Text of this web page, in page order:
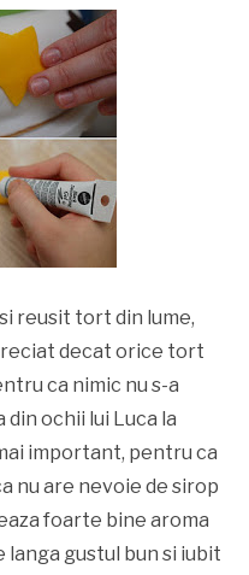
reusit tort din lume,
decat orice tort
ca nimic nu s-a
ochii lui Luca la
important, pentru ca
nu are nevoie de sirop
foarte bine aroma
gustul bun si iubit